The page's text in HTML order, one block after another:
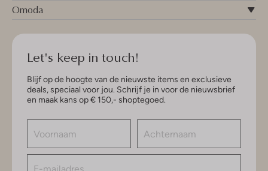
Omoda
Let's keep in touch!
Blijf op de hoogte van de nieuwste items en exclusieve
deals, speciaal voor jou. Schrijf je in voor de nieuwsbrief
en maak kans op € 150,- shoptegoed.